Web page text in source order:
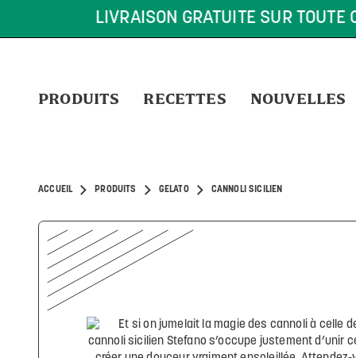
LIVRAISON GRATUITE SUR TOUTE
PRODUITS RECETTES NOUVELLES
ACCUEIL PRODUITS GELATO CANNOLI SICILIEN